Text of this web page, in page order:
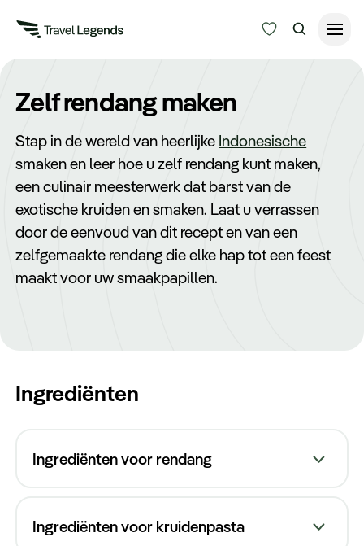
Type reizen
Bedrijfsreizen
Inspiratie
Budget
Zoeken
Zelf rendang maken
Stap in de wereld van heerlijke Indonesische
smaken en leer hoe u zelf rendang kunt maken,
een culinair meesterwerk dat barst van de
exotische kruiden en smaken. Laat u verrassen
door de eenvoud van dit recept en van een
zelfgemaakte rendang die elke hap tot een feest
maakt voor uw smaakpapillen.
Ingrediënten
Ingrediënten voor rendang
800 gram rundvlees (bijvoorbeeld
Ingrediënten voor kruidenpasta